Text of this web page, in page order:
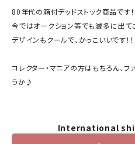
80年代の箱付デッドストック商品です！
今ではオークション等でも滅多に出て
デザインもクールで、かっこいいです！！
コレクター・マニアの方はもちろん、
うか♪
International